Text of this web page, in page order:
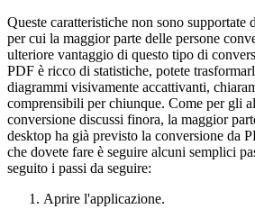
Queste caratteristiche non sono
per cui la maggior parte delle persone
ulteriore vantaggio di questo tipo di
PDF è ricco di statistiche, potete
diagrammi visivamente accattivanti,
comprensibili per chiunque. Come per gli
conversione discussi finora, la maggior
desktop ha già previsto la conversione da
che dovete fare è seguire alcuni semplici
seguito i passi da seguire:
Aprire l'applicazione.